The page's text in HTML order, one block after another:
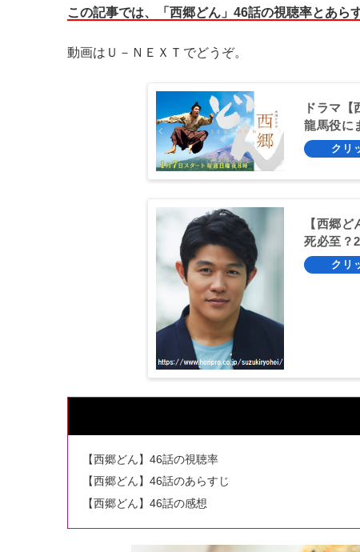
この記事では、「西郷どん」46話の視聴率とあら
動画はＵ－ＮＥＸＴ でどうぞ。
ドラマ
龍馬役に
【西郷
死必至？
【西郷どん】46話の視聴率
【西郷どん】46話のあらすじ
【西郷どん】46話の感想